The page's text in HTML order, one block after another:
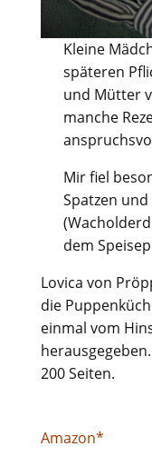
Kleine
späteren
und Mütter
manche
Mir fiel
Spatzen
dem
Lovica von
die
einmal vom
200 Seiten.
Amazon*